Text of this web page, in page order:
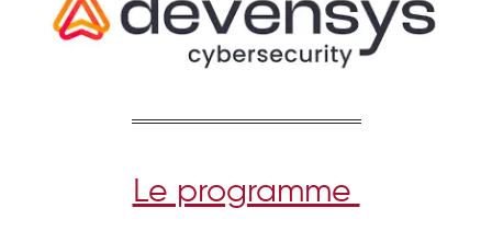
Le programme